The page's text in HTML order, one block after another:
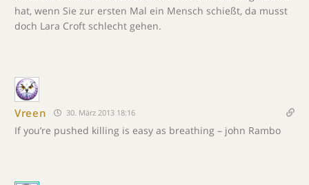
hat, wenn Sie zur ersten Mal ein Mensch schießt, da musst
doch Lara Croft schlecht gehen.
Vreen 30. März 2013 18:16
If you’re pushed killing is easy as breathing – john Rambo